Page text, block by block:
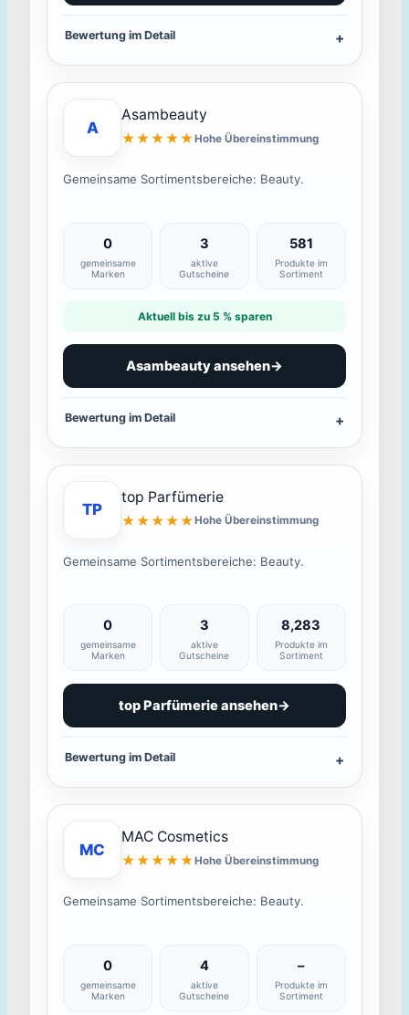
Bewertung im Detail
A
Asambeauty
★★★★★Hohe Übereinstimmung
Gemeinsame Sortimentsbereiche: Beauty.
0
gemeinsame
Marken
3
aktive
Gutscheine
581
Produkte im
Sortiment
Aktuell bis zu 5 % sparen
Asambeauty ansehen→
Bewertung im Detail
TP
top Parfümerie
★★★★★Hohe Übereinstimmung
Gemeinsame Sortimentsbereiche: Beauty.
0
gemeinsame
Marken
3
aktive
Gutscheine
8,283
Produkte im
Sortiment
top Parfümerie ansehen→
Bewertung im Detail
MC
MAC Cosmetics
★★★★★Hohe Übereinstimmung
Gemeinsame Sortimentsbereiche: Beauty.
0
gemeinsame
Marken
4
aktive
Gutscheine
–
Produkte im
Sortiment